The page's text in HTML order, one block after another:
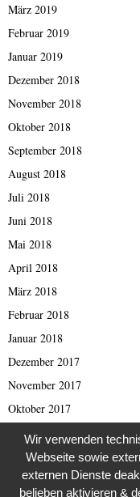
März 2019
Februar 2019
Januar 2019
Dezember 2018
November 2018
Oktober 2018
September 2018
August 2018
Juli 2018
Juni 2018
Mai 2018
April 2018
März 2018
Februar 2018
Januar 2018
Dezember 2017
November 2017
Oktober 2017
September 2017
August 2017
Juli 2017
Wir verwenden
Webseite sowie
externen Dienste
belieben aktivieren &